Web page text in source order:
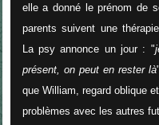
elle a donné le prénom de
parents suivent une
La psy annonce un jour : "
présent, on peut en rester là
que William, regard oblique
problèmes avec les autres